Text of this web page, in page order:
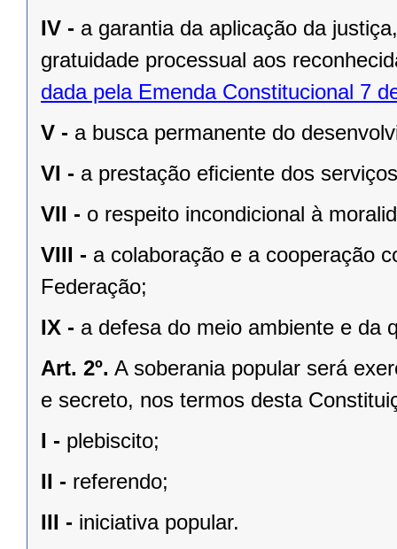
IV - a garantia da aplicação da
gratuidade processual aos
dada pela Emenda Constitucional 7
V - a busca permanente do
VI - a prestação eﬁciente dos
VII - o respeito incondicional à
VIII - a colaboração e a cooperação
Federação;
IX - a defesa do meio ambiente e da
Art. 2º. A soberania popular será
e secreto, nos termos desta
I - plebiscito;
II - referendo;
III - iniciativa popular.